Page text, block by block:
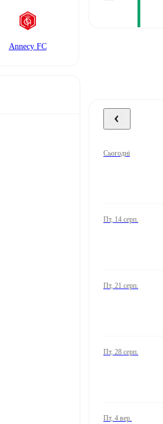
Annecy FC
сьогодні
пт, 14 серп.
пт, 21 серп.
пт, 28 серп.
пт, 4 вер.